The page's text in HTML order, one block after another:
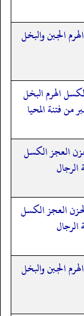
الجبن والبخل
الهرم البخل
من فتنة المحيا
العجز الكسل
العجز الكسل
الجبن والبخل